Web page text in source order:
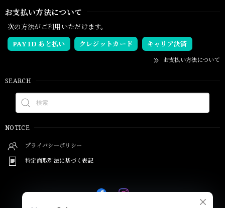
お支払い方法について
次の方法がご利用いただけます。
PAY ID あと払い
クレジットカード キャリア決済
お支払い方法について
SEARCH
NOTICE
プライバシーポリシー
特定商取引法に基づく表記